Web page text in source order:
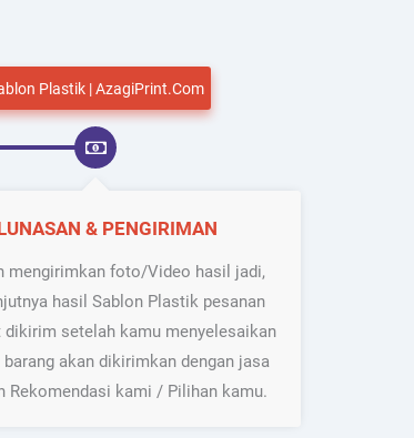
Plastik | AzagiPrint.Com
& PENGIRIMAN
mengirimkan foto/Video hasil jadi,
hasil Sablon Plastik pesanan
dikirim setelah kamu menyelesaikan
barang akan dikirimkan dengan jasa
Rekomendasi kami / Pilihan kamu.